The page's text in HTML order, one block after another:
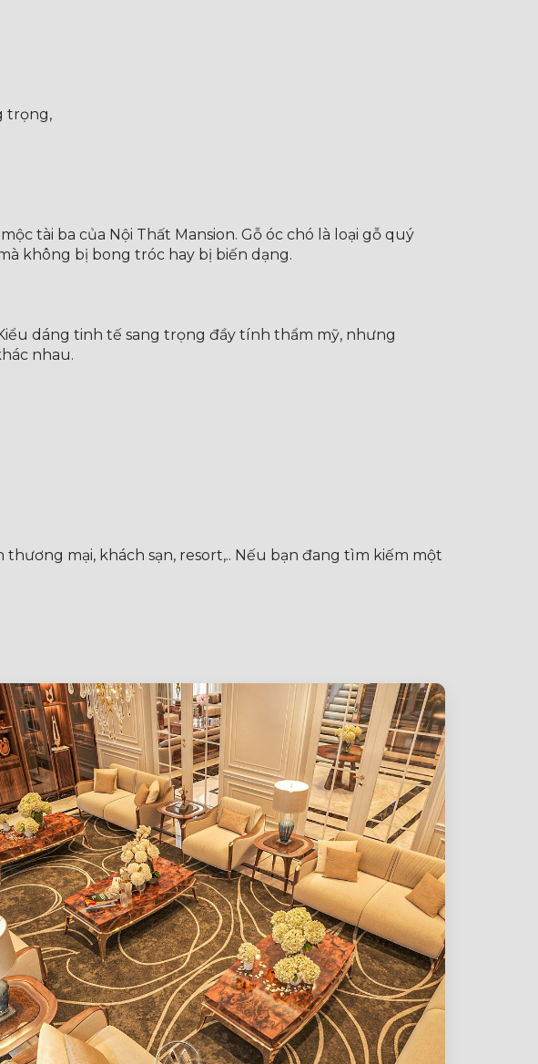
trọng,
tài ba của Nội Thất Mansion. Gỗ óc chó là loại gỗ quý
không bị bong tróc hay bị biến dạng.
dáng tinh tế sang trọng đầy tính thẩm mỹ, nhưng
nhau.
mại, khách sạn, resort,.. Nếu bạn đang tìm kiếm một